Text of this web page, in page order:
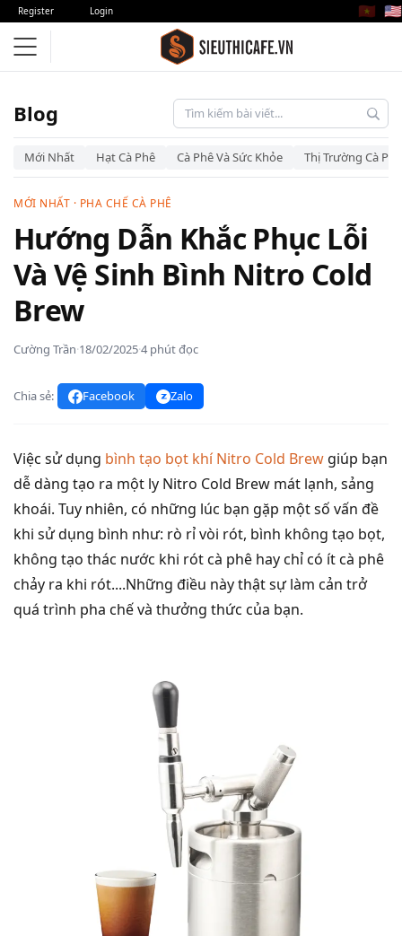
Register Login 🇻🇳 🇺🇸
Blog
Mới Nhất Hạt Cà Phê Cà Phê Và Sức Khỏe Thị Trường Cà Phê
MỚI NHẤT · PHA CHẾ CÀ PHÊ
Hướng Dẫn Khắc Phục Lỗi
Và Vệ Sinh Bình Nitro Cold
Brew
Cường Trần·18/02/2025·4 phút đọc
Chia sẻ: Facebook Zalo
Việc sử dụng bình tạo bọt khí Nitro Cold Brew giúp bạn
dễ dàng tạo ra một ly Nitro Cold Brew mát lạnh, sảng
khoái. Tuy nhiên, có những lúc bạn gặp một số vấn đề
khi sử dụng bình như: rò rỉ vòi rót, bình không tạo bọt,
không tạo thác nước khi rót cà phê hay chỉ có ít cà phê
chảy ra khi rót....Những điều này thật sự làm cản trở
quá trình pha chế và thưởng thức của bạn.